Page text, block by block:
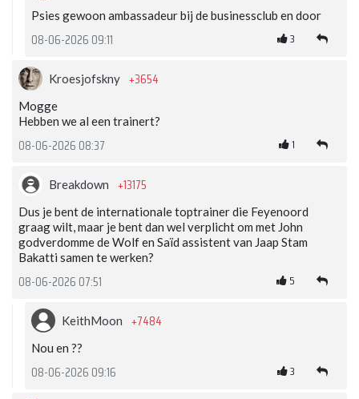
Psies gewoon ambassadeur bij de businessclub en door
08-06-2026 09:11 3
Kroesjofskny +3654
Mogge
Hebben we al een trainert?
08-06-2026 08:37 1
Breakdown +13175
Dus je bent de internationale toptrainer die Feyenoord
graag wilt, maar je bent dan wel verplicht om met John
godverdomme de Wolf en Saïd assistent van Jaap Stam
Bakatti samen te werken?
08-06-2026 07:51 5
KeithMoon +7484
Nou en ??
08-06-2026 09:16 3